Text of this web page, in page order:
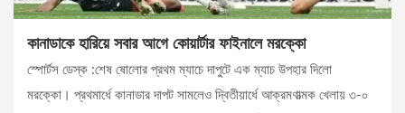
কানাডাকে হারিয়ে সবার আগে কোয়ার্টার ফাইনালে মরক্কো
স্পোর্টস ডেস্ক :শেষ ষোলোর প্রথম ম্যাচে দাপুটে এক ম্যাচ উপহার দিলো
মরক্কো। প্রথমার্ধে কানাডার দাপট সামলেও দ্বিতীয়ার্ধে আক্রমণাত্মক খেলায় ৩-০